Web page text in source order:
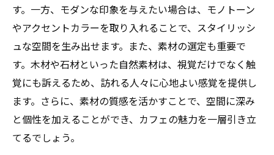
す。一方、モダンな印象を与えたい場合は、モノトーン
やアクセントカラーを取り入れることで、スタイリッシ
ュな空間を生み出せます。また、素材の選定も重要で
す。木材や石材といった自然素材は、視覚だけでなく触
覚にも訴えるため、訪れる人々に心地よい感覚を提供し
ます。さらに、素材の質感を活かすことで、空間に深み
と個性を加えることができ、カフェの魅力を一層引き立
てるでしょう。